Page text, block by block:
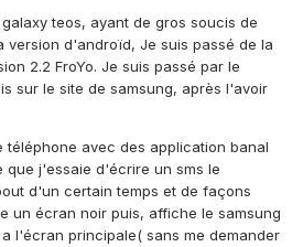
teos, ayant de gros soucis de
version d'androïd, Je suis passé de la
2.2 FroYo. Je suis passé par le
sur le site de samsung, après l'avoir
téléphone avec des application banal
que j'essaie d'écrire un sms le
d'un certain temps et de façons
un écran noir puis, affiche le samsung
l'écran principale( sans me demander